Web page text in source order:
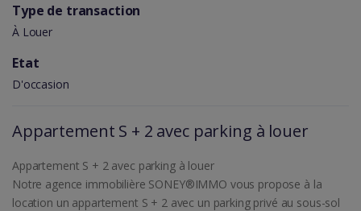
Type de transaction
À Louer
Etat
D'occasion
Appartement S + 2 avec parking à louer
Appartement S + 2 avec parking à louer
Notre agence immobilière SONEY®IMMO vous propose à la
location un appartement S + 2 avec un parking privé au sous-sol